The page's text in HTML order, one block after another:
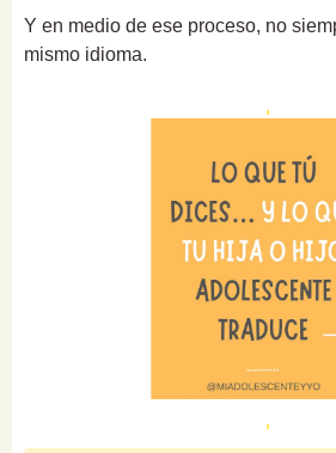
Y en medio de ese proceso, no
mismo idioma.